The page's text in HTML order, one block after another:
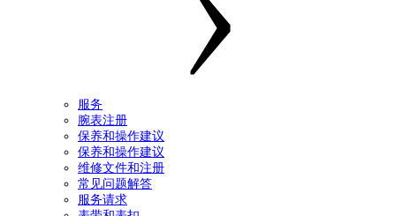
服务
腕表注册
保养和操作建议
保养和操作建议
维修文件和注册
常见问题解答
服务请求